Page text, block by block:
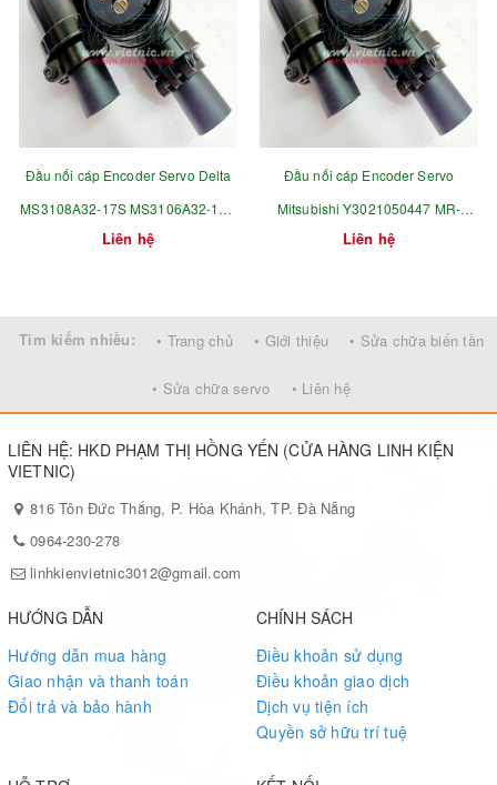
Đầu nối cáp Encoder Servo Delta
MS3108A32-17S MS3106A32-17S
MS3102A32-17S MS5015 32-17S 4
Liên hệ
Đầu nối cáp Encoder Servo
Mitsubishi Y3021050447 MR-
PWCNS3 32-17S 4 chân
Liên hệ
Tìm kiếm nhiều: • Trang chủ • Giới thiệu • Sửa chữa biến tần
• Sửa chữa servo • Liên hệ
LIÊN HỆ: HKD PHẠM THỊ HỒNG YẾN (CỬA HÀNG LINH KIỆN
VIETNIC)
816 Tôn Đức Thắng, P. Hòa Khánh, TP. Đà Nẵng
0964-230-278
linhkienvietnic3012@gmail.com
HƯỚNG DẪN
Hướng dẫn mua hàng
Giao nhận và thanh toán
Đổi trả và bảo hành
CHÍNH SÁCH
Điều khoản sử dụng
Điều khoản giao dịch
Dịch vụ tiện ích
Quyền sở hữu trí tuệ